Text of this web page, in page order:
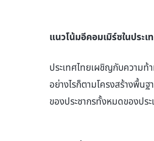
แนวโน้มอีคอมเมิร์ซในประเ
ประเทศไทยเผชิญกับความ
อย่างไรก็ตามโครงสร้างพื้น
ของประชากรทั้งหมดของปร